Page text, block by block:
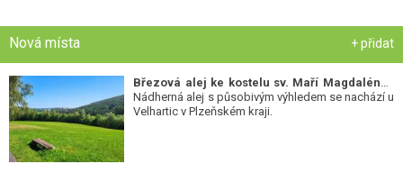
Nová místa + přidat
Nádherná alej s působivým výhledem se nachází u
Velhartic v Plzeňském kraji.